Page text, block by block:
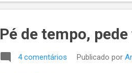
solitárias do
Pé de tempo,
4 comentários Publicado por